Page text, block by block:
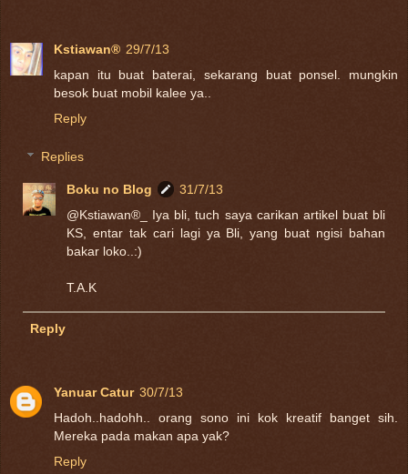
Kstiawan® 29/7/13
kapan itu buat baterai, sekarang buat ponsel. mungkin
besok buat mobil kalee ya..
Reply
Replies
Boku no Blog
31/7/13
@Kstiawan®_ Iya bli, tuch saya carikan artikel buat bli
KS, entar tak cari lagi ya Bli, yang buat ngisi bahan
bakar loko..:)
T.A.K
Reply
Yanuar Catur 30/7/13
Hadoh..hadohh.. orang sono ini kok kreatif banget sih.
Mereka pada makan apa yak?
Reply